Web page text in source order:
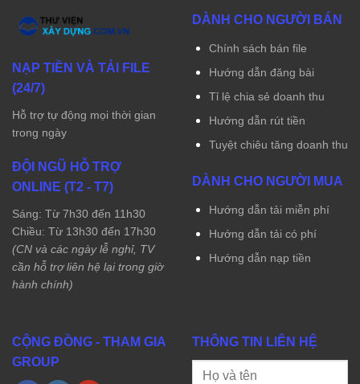
NẠP TIỀN VÀ TẢI FILE
(24/7)
Hỗ trợ tự động mọi thời gian
trong ngày
ĐỘI NGŨ HỖ TRỢ
ONLINE (T2 - T7)
Sáng: Từ 7h30 đến 11h30
Chiều: Từ 13h30 đến 17h30
(CN và các ngày lễ nghỉ, TV
cần hỗ trợ liên hệ lại trong giờ
hành chính)
DÀNH CHO NGƯỜI BÁN
Chính sách bán file
Hướng dẫn đăng bài
Tỉ lệ chia sẻ doanh thu
Hướng dẫn rút tiền
Tuyệt chiêu tăng doanh thu
DÀNH CHO NGƯỜI MUA
Hướng dẫn tải miễn phí
Hướng dẫn tải có phí
Hướng dẫn nạp tiền
CỘNG ĐỒNG - THAM GIA
GROUP
THÔNG TIN LIÊN HỆ